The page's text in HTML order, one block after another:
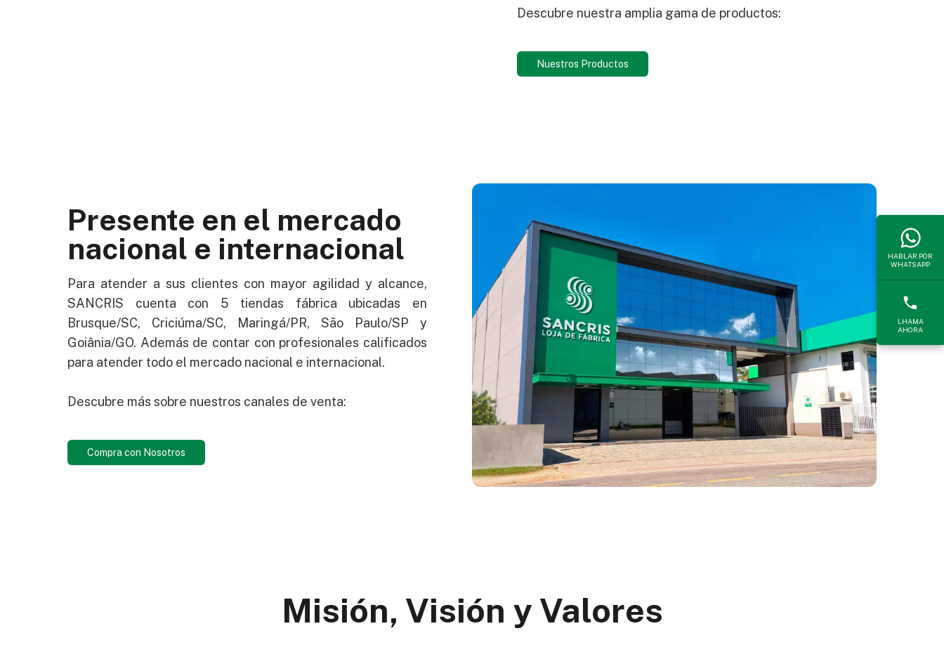
Descubre nuestra amplia gama de productos:
Nuestros Productos
Presente en el mercado
nacional e internacional
Para atender a sus clientes con mayor agilidad y alcance,
SANCRIS cuenta con 5 tiendas fábrica ubicadas en
Brusque/SC, Criciúma/SC, Maringá/PR, São Paulo/SP y
Goiânia/GO. Además de contar con profesionales calificados
para atender todo el mercado nacional e internacional.
Descubre más sobre nuestros canales de venta:
Compra con Nosotros
Misión, Visión y Valores
HABLAR POR
WHATSAPP
LHAMA
AHORA